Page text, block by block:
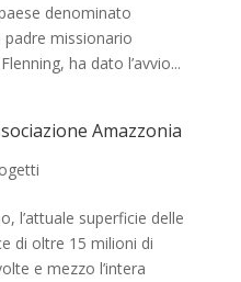
denominato
padre missionario
ha dato l’avvio...
Amazzonia
l’attuale superficie delle
di oltre 15 milioni di
e mezzo l’intera